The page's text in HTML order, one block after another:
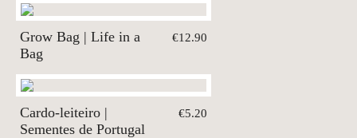
Grow Bag | Life in a
Bag
€12.90
Cardo-leiteiro |
Sementes de Portugal
€5.20